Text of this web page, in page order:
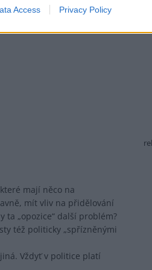
Access Privacy Policy
mají něco na
mít vliv na přidělování
ta „opozice“ další problém?
též politicky „spřízněnými
Vždyť v politice platí